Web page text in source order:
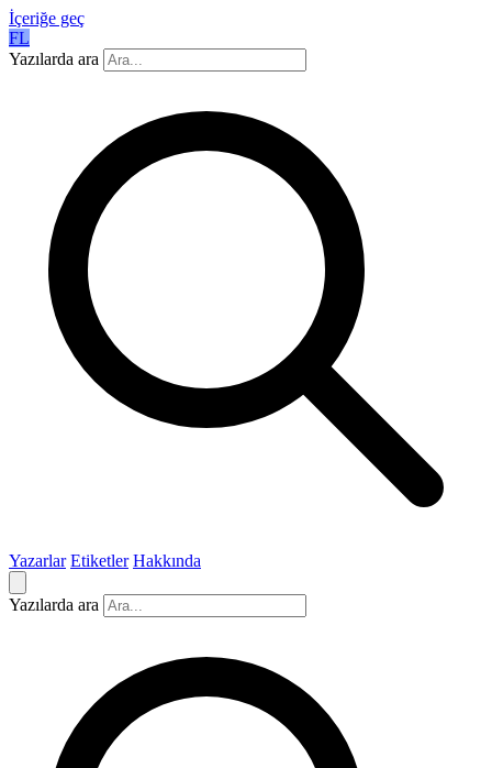
İçeriğe geç
FL
Yazılarda ara
Yazarlar Etiketler Hakkında
Yazılarda ara